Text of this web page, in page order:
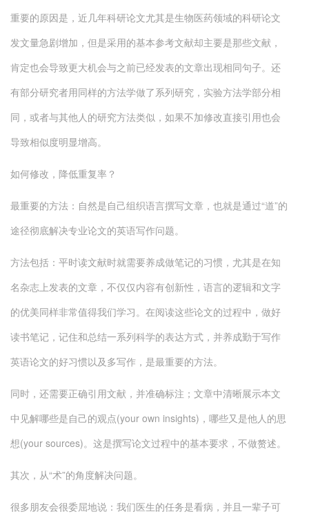
重要的原因是，近几年科研论文尤其是生物医药领域的科研论文
发文量急剧增加，但是采用的基本参考文献却主要是那些文献，
肯定也会导致更大机会与之前已经发表的文章出现相同句子。还
有部分研究者用同样的方法学做了系列研究，实验方法学部分相
同，或者与其他人的研究方法类似，如果不加修改直接引用也会
导致相似度明显增高。
如何修改，降低重复率？
最重要的方法：自然是自己组织语言撰写文章，也就是通过“道”的
途径彻底解决专业论文的英语写作问题。
方法包括：平时读文献时就需要养成做笔记的习惯，尤其是在知
名杂志上发表的文章，不仅仅内容有创新性，语言的逻辑和文字
的优美同样非常值得我们学习。在阅读这些论文的过程中，做好
读书笔记，记住和总结一系列科学的表达方式，并养成勤于写作
英语论文的好习惯以及多写作，是最重要的方法。
同时，还需要正确引用文献，并准确标注；文章中清晰展示本文
中见解哪些是自己的观点(your own insights)，哪些又是他人的思
想(your sources)。这是撰写论文过程中的基本要求，不做赘述。
其次，从“术”的角度解决问题。
很多朋友会很委屈地说：我们医生的任务是看病，并且一辈子可